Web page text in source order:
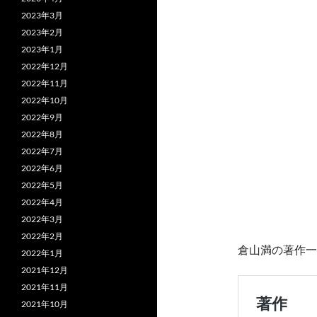
倉山満の著作
2023年3月
2023年2月
2023年1月
2022年12月
2022年11月
2022年10月
2022年9月
2022年8月
2022年7月
2022年6月
2022年5月
2022年4月
2022年3月
2022年2月
2022年1月
2021年12月
2021年11月
2021年10月